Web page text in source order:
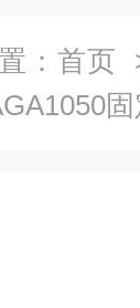
： 首页